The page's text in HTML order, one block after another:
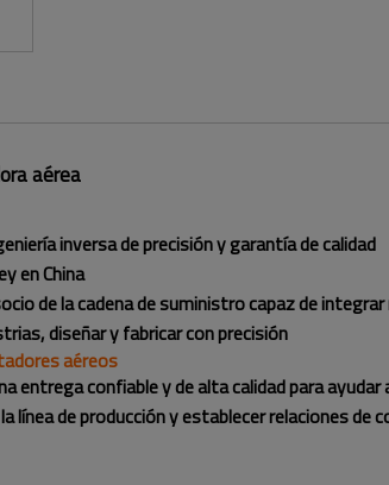
aérea
inversa de precisión y garantía de calidad
en China
de la cadena de suministro capaz de
diseñar y fabricar con precisión
aéreos
entrega confiable y de alta calidad para ayudar
línea de producción y establecer relaciones de